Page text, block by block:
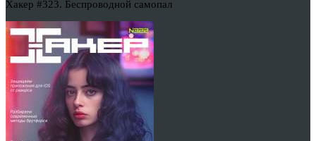
Хакер #323. Беспроводной самопал